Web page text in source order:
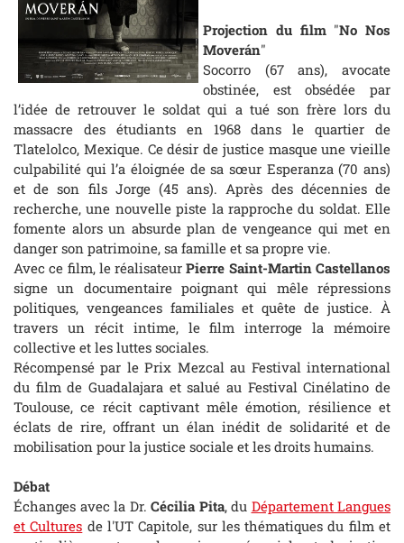
Projection du film "No Nos
Moverán"
Socorro (67 ans), avocate
obstinée, est obsédée par
l’idée de retrouver le soldat qui a tué son frère lors du
massacre des étudiants en 1968 dans le quartier de
Tlatelolco, Mexique. Ce désir de justice masque une vieille
culpabilité qui l’a éloignée de sa sœur Esperanza (70 ans)
et de son fils Jorge (45 ans). Après des décennies de
recherche, une nouvelle piste la rapproche du soldat. Elle
fomente alors un absurde plan de vengeance qui met en
danger son patrimoine, sa famille et sa propre vie.
Avec ce film, le réalisateurPierre Saint-Martin Castellanos
signe un documentaire poignant qui mêle répressions
politiques, vengeances familiales et quête de justice. À
travers un récit intime, le film interroge la mémoire
collective et les luttes sociales.
Récompensé par le Prix Mezcal au Festival international
du film de Guadalajara et salué au Festival Cinélatino de
Toulouse, ce récit captivant mêle émotion, résilience et
éclats de rire, offrant un élan inédit de solidarité et de
mobilisation pour la justice sociale et les droits humains.
Débat
Échanges avec la Dr. Cécilia Pita, du Département Langues
et Cultures de l'UT Capitole, sur les thématiques du film et